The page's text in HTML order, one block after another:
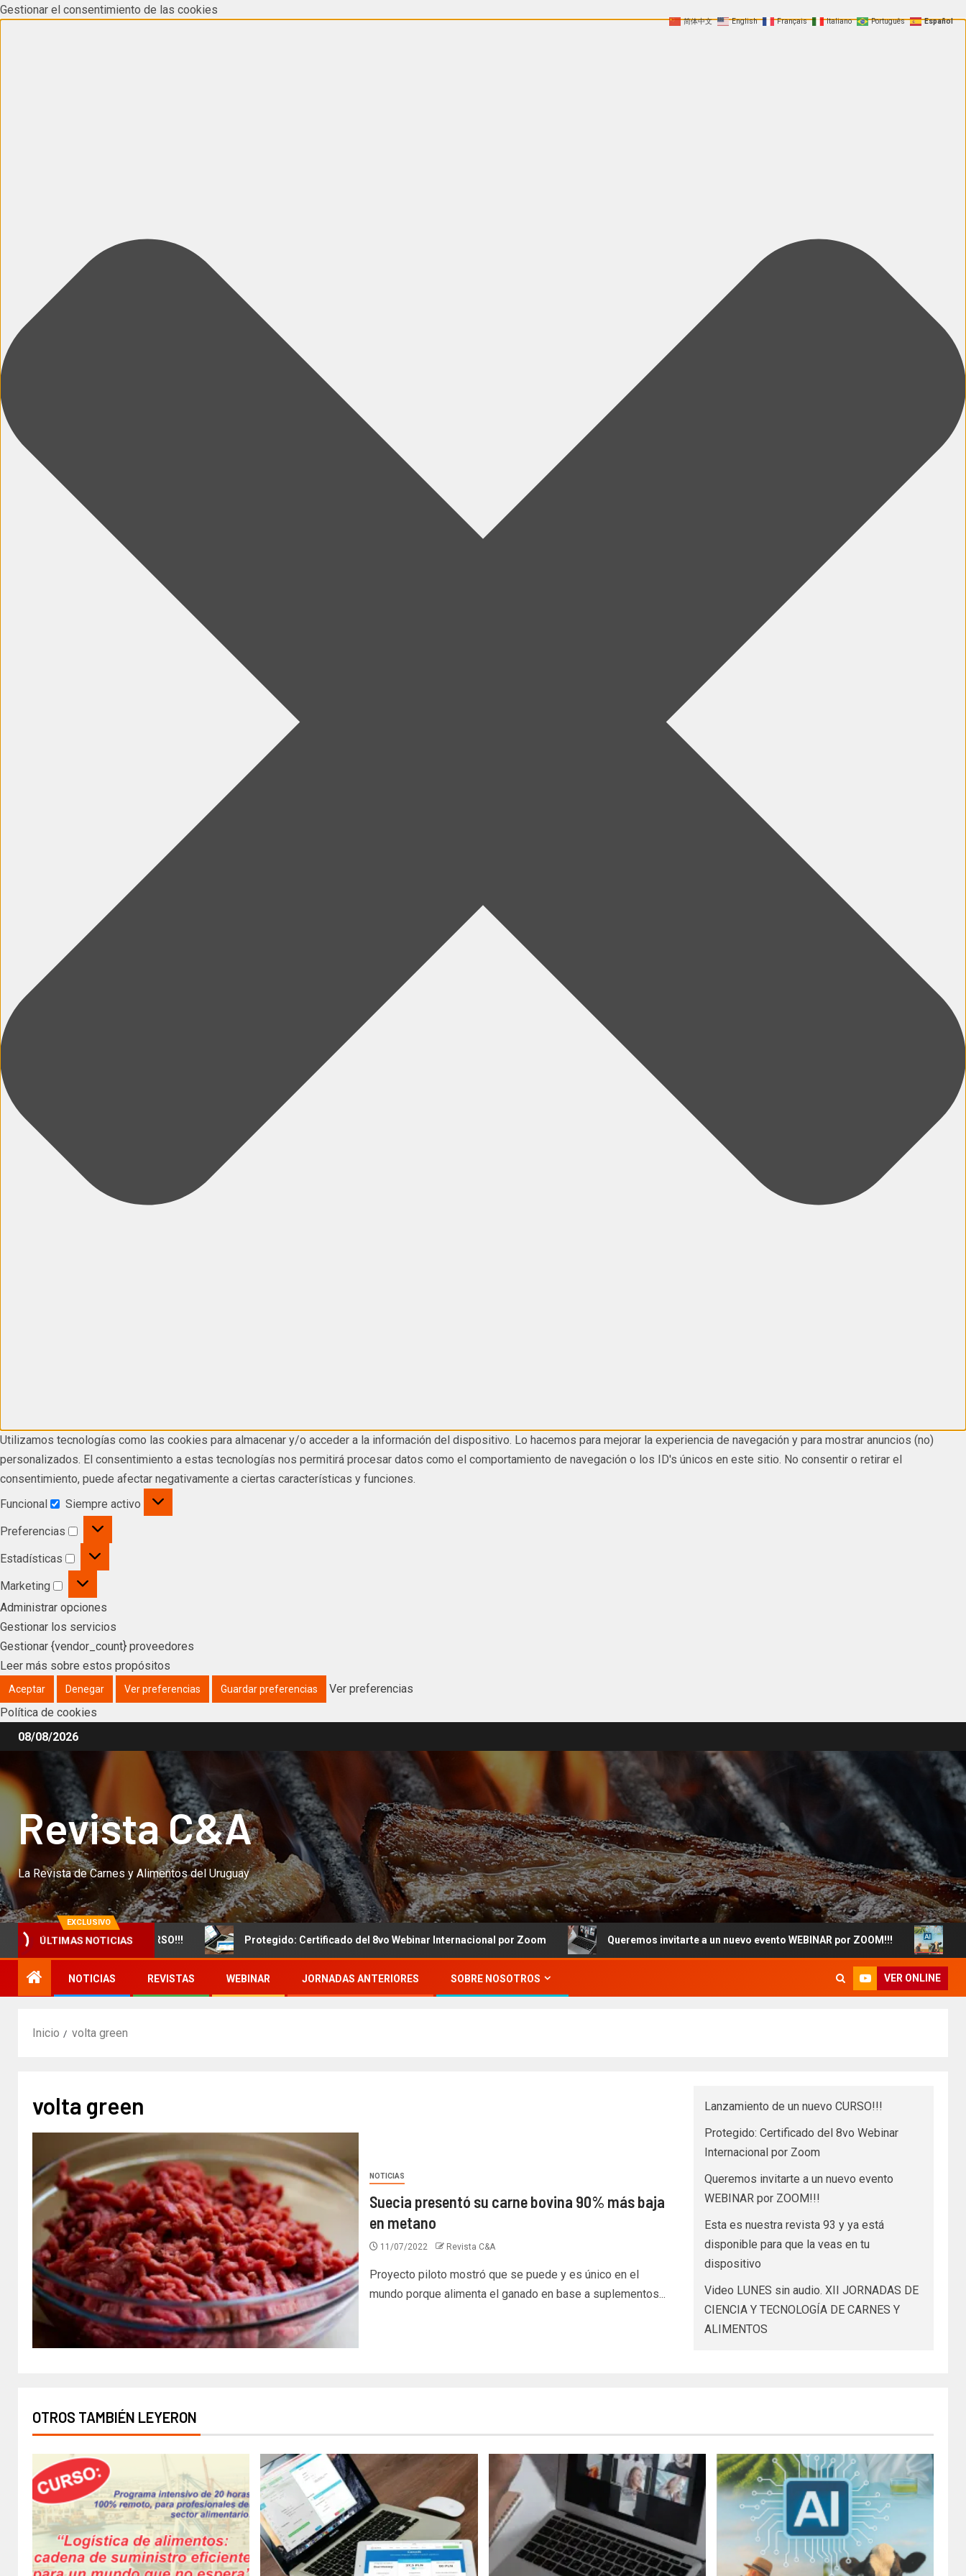
Gestionar el consentimiento de las cookies
Utilizamos tecnologías como las cookies para almacenar y/o acceder a la información del dispositivo. Lo hacemos para mejorar la experiencia de navegación y para mostrar anuncios (no)
personalizados. El consentimiento a estas tecnologías nos permitirá procesar datos como el comportamiento de navegación o los ID's únicos en este sitio. No consentir o retirar el
consentimiento, puede afectar negativamente a ciertas características y funciones.
Funcional
Siempre activo
Preferencias
Estadísticas
Marketing
Administrar opciones
Gestionar los servicios
Gestionar {vendor_count} proveedores
Leer más sobre estos propósitos
Aceptar Denegar Ver preferencias Guardar preferencias
Ver preferencias
Política de cookies
08/08/2026
Revista C&A
La Revista de Carnes y Alimentos del Uruguay
EXCLUSIVO
ÚLTIMAS NOTICIAS
de un nuevo CURSO!!! Protegido: Certificado del 8vo Webinar Internacional por Zoom Queremos invitarte a un nuevo evento WEBINAR por ZOOM!!! Esta es
NOTICIAS REVISTAS WEBINAR JORNADAS ANTERIORES SOBRE NOSOTROS VER ONLINE
Inicio volta green
volta green
NOTICIAS
Suecia presentó su carne bovina 90% más baja
en metano
11/07/2022 Revista C&A
Proyecto piloto mostró que se puede y es único en el
mundo porque alimenta el ganado en base a suplementos...
Lanzamiento de un nuevo CURSO!!!
Protegido: Certificado del 8vo Webinar
Internacional por Zoom
Queremos invitarte a un nuevo evento
WEBINAR por ZOOM!!!
Esta es nuestra revista 93 y ya está
disponible para que la veas en tu
dispositivo
Video LUNES sin audio. XII JORNADAS DE
CIENCIA Y TECNOLOGÍA DE CARNES Y
ALIMENTOS
OTROS TAMBIÉN LEYERON
简体中文 English Français Italiano Português Español